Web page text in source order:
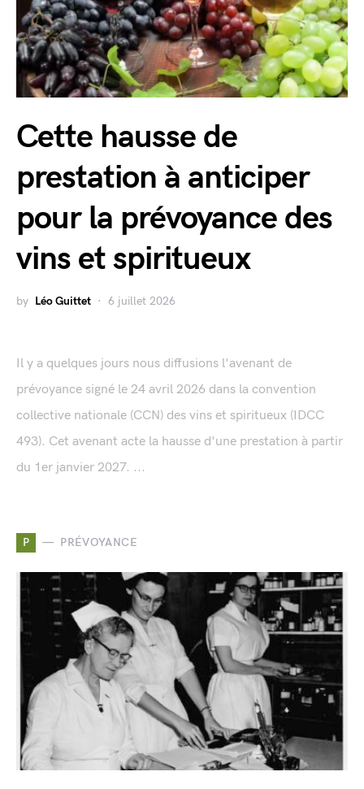
Cette hausse de
prestation à anticiper
pour la prévoyance des
vins et spiritueux
by Léo Guittet 6 juillet 2026
Il y a quelques jours nous diffusions l'avenant de
prévoyance signé le 24 avril 2026 dans la convention
collective nationale (CCN) des vins et spiritueux (IDCC
493). Cet avenant acte la hausse d'une prestation à partir
du 1er janvier 2027. ...
P PRÉVOYANCE